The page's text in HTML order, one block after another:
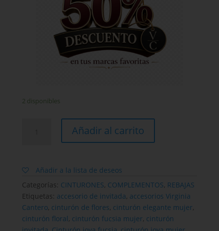
2 disponibles
Cantero
flores
cantidad
Añadir al carrito
Añadir a la lista de deseos
Categorías: CINTURONES, COMPLEMENTOS, REBAJAS
Etiquetas: accesorio de invitada, accesorios Virginia
Cantero, cinturón de flores, cinturón elegante mujer,
cinturón floral, cinturón fucsia mujer, cinturón